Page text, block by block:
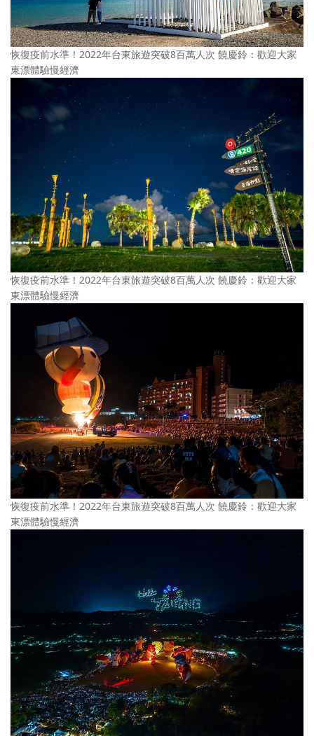
恢復疫前水準！2022年台東旅遊突破8百萬人次 饒慶鈴：歡迎大家
東漂體驗慢經濟
恢復疫前水準！2022年台東旅遊突破8百萬人次 饒慶鈴：歡迎大家
東漂體驗慢經濟
恢復疫前水準！2022年台東旅遊突破8百萬人次 饒慶鈴：歡迎大家
東漂體驗慢經濟